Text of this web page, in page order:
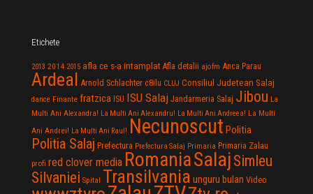
Etichete
2013 2014 2015 afla ce s-a intamplat Afla detalii ajofm Anca Parau
Ardeal Arnold Schlachter c8ilu CLUJ Consiliul Judetean Salaj
dance Finante fratzica ISU ISU Salaj Jandarmeria Salaj Jibou La
Multi Ani Alexandra! La Multi Ani Alexandru! La Multi Ani Andreea! La Multi
Ani Andrei! La Multi Ani Raul! Necunoscut Politia
Politia Salaj Prefectura Prefectura Salaj Primaria Primaria Zalau
profi red clover media RomaniaSalaj Simleu
Silvaniei Spital Transilvania unguru bulan Video